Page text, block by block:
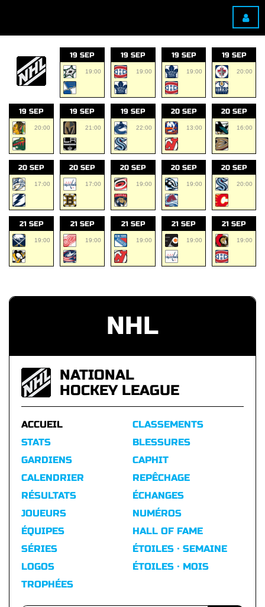
19 SEP
19:00
19 SEP
19:00
19 SEP
19:00
19 SEP
20:00
19 SEP
20:00
19 SEP
21:00
19 SEP
22:00
20 SEP
13:00
20 SEP
16:00
20 SEP
17:00
20 SEP
17:00
20 SEP
19:00
20 SEP
19:00
20 SEP
20:00
21 SEP
19:00
21 SEP
19:00
21 SEP
19:00
21 SEP
19:00
21 SEP
19:00
NHL
NATIONAL
HOCKEY LEAGUE
ACCUEIL
STATS
GARDIENS
CALENDRIER
RÉSULTATS
CLASSEMENTS
BLESSURES
CAPHIT
REPÊCHAGE
ÉCHANGES
JOUEURS
ÉQUIPES
SÉRIES
LOGOS
TROPHÉES
NUMÉROS
HALL OF FAME
ÉTOILES · SEMAINE
ÉTOILES · MOIS